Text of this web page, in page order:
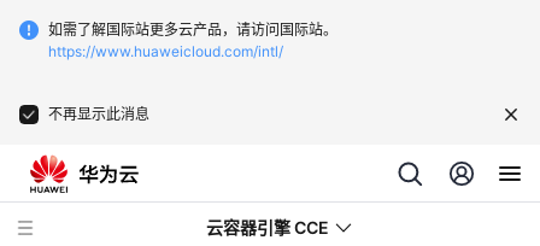
如需了解国际站更多云产品，请访问国际站。
https://www.huaweicloud.com/intl/
不再显示此消息
云容器引擎 CCE